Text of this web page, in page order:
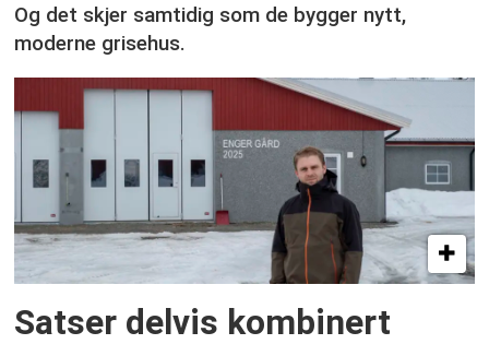
Og det skjer samtidig som de bygger nytt,
moderne grisehus.
Satser delvis kombinert